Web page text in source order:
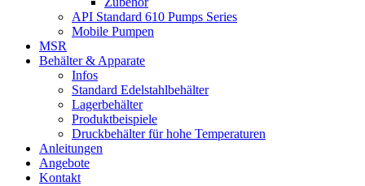
API Standard 610 Pumps Series
Mobile Pumpen
MSR
Behälter & Apparate
Infos
Standard Edelstahlbehälter
Lagerbehälter
Produktbeispiele
Druckbehälter für hohe Temperaturen
Anleitungen
Angebote
Kontakt